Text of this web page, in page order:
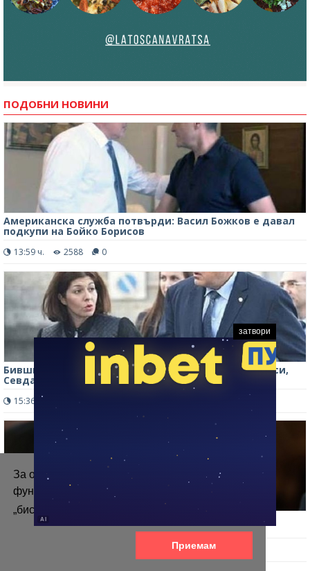
За осигуряване на правилното
функциониране на уебсайта ние използваме
„бисквитки“.
Приемам
ПОДОБНИ НОВИНИ
Американска служба потвърди: Васил Божков е давал
подкупи на Бойко Борисов
13:59 ч. 2588 0
Бившият премиер Бойко Борисов сменя пиарката си,
Севда е аут
15:36 ч.
Демерджиев: Зад фирмите за мантинели прозира
фигурата на Бойко Борисов
затвори